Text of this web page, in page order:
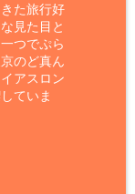
た旅行好
見た目と
つでぷら
のど真ん
アスロン
ていま